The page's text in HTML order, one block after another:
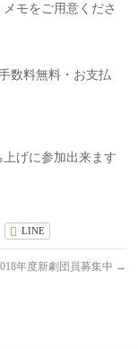
モをご用意くださ
数料無料・お支払
げに参加出来ます
LINE
年度新劇団員募集中 →